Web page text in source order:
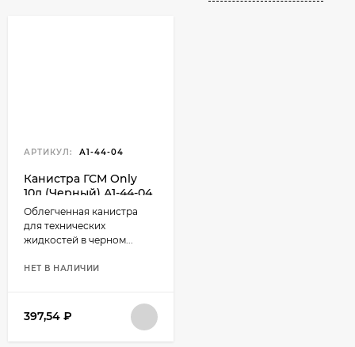
АРТИКУЛ: А1-44-04
Канистра ГСМ Only
10л (Черный) А1-44-04
Облегченная канистра
для технических
жидкостей в черном...
НЕТ В НАЛИЧИИ
397,54 ₽